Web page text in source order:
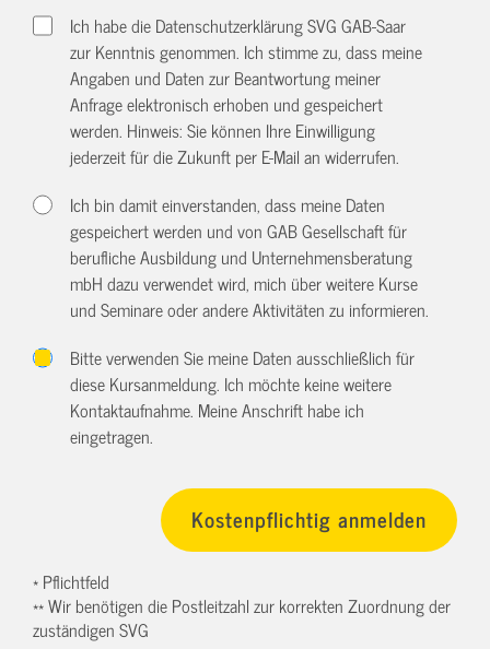
Ich habe die Datenschutzerklärung SVG GAB-Saar
zur Kenntnis genommen. Ich stimme zu, dass meine
Angaben und Daten zur Beantwortung meiner
Anfrage elektronisch erhoben und gespeichert
werden. Hinweis: Sie können Ihre Einwilligung
jederzeit für die Zukunft per E-Mail anwiderrufen.
Ich bin damit einverstanden, dass meine Daten
gespeichert werden und von GAB Gesellschaft für
berufliche Ausbildung und Unternehmensberatung
mbH dazu verwendet wird, mich über weitere Kurse
und Seminare oder andere Aktivitäten zu informieren.
Bitte verwenden Sie meine Daten ausschließlich für
diese Kursanmeldung. Ich möchte keine weitere
Kontaktaufnahme. Meine Anschrift habe ich
eingetragen.
* Pflichtfeld
** Wir benötigen die Postleitzahl zur korrekten Zuordnung der
zuständigen SVG